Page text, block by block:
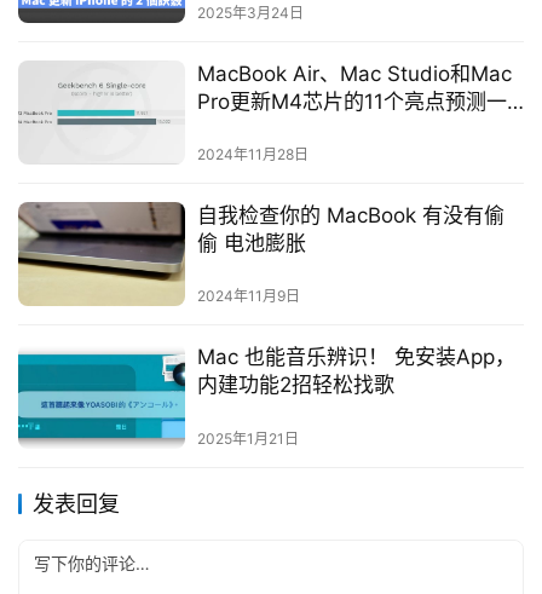
2025年3月24日
MacBook Air、Mac Studio和Mac
Pro更新M4芯片的11个亮点预测一
2024年11月28日
自我检查你的 MacBook 有没有偷
偷 电池膨胀
2024年11月9日
Mac 也能音乐辨识！ 免安装App，
内建功能2招轻松找歌
2025年1月21日
发表回复